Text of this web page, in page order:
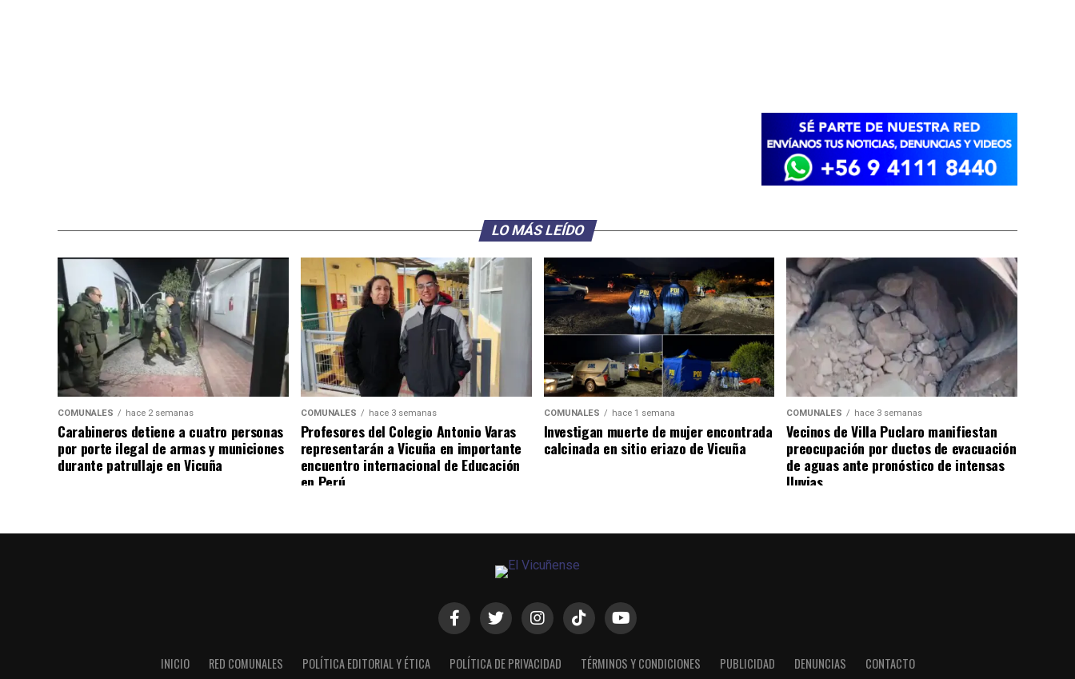
LO MÁS LEÍDO
COMUNALES hace 2 semanas
Carabineros detiene a cuatro personas
por porte ilegal de armas y municiones
durante patrullaje en Vicuña
COMUNALES hace 3 semanas
Profesores del Colegio Antonio Varas
representarán a Vicuña en importante
encuentro internacional de Educación
en Perú
COMUNALES hace 1 semana
Investigan muerte de mujer encontrada
calcinada en sitio eriazo de Vicuña
COMUNALES hace 3 semanas
Vecinos de Villa Puclaro manifiestan
preocupación por ductos de evacuación
de aguas ante pronóstico de intensas
lluvias
INICIO RED COMUNALES POLÍTICA EDITORIAL Y ÉTICA POLÍTICA DE PRIVACIDAD TÉRMINOS Y CONDICIONES PUBLICIDAD DENUNCIAS CONTACTO